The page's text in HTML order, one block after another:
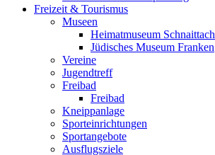
Freizeit & Tourismus
Museen
Heimatmuseum Schnaittach
Jüdisches Museum Franken
Vereine
Jugendtreff
Freibad
Freibad
Kneippanlage
Sporteinrichtungen
Sportangebote
Ausflugsziele